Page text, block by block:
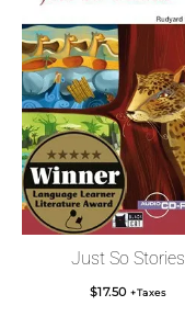
Just So Stories
$17.50 +Taxes